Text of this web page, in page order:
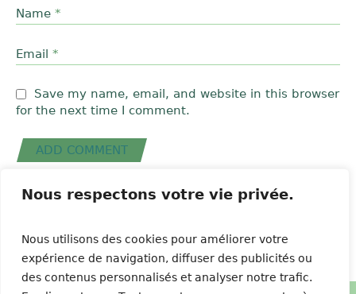
Nous respectons votre vie privée.
Nous utilisons des cookies pour améliorer votre
expérience de navigation, diffuser des publicités ou
des contenus personnalisés et analyser notre trafic.
Name *
Email *
Save my name, email, and website in this browser
for the next time I comment.